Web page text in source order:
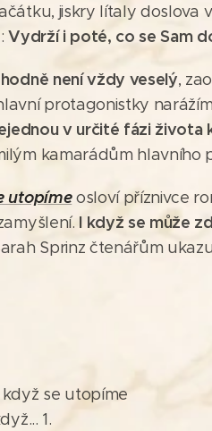
jiskry lítaly doslova
Vydrží i poté, co se Sam
není vždy veselý,
protagonistky
v určité fázi života
kamarádům hlavního
utopímeosloví příznivce
I když se může
Sprinz čtenářům
když se utopíme
1.